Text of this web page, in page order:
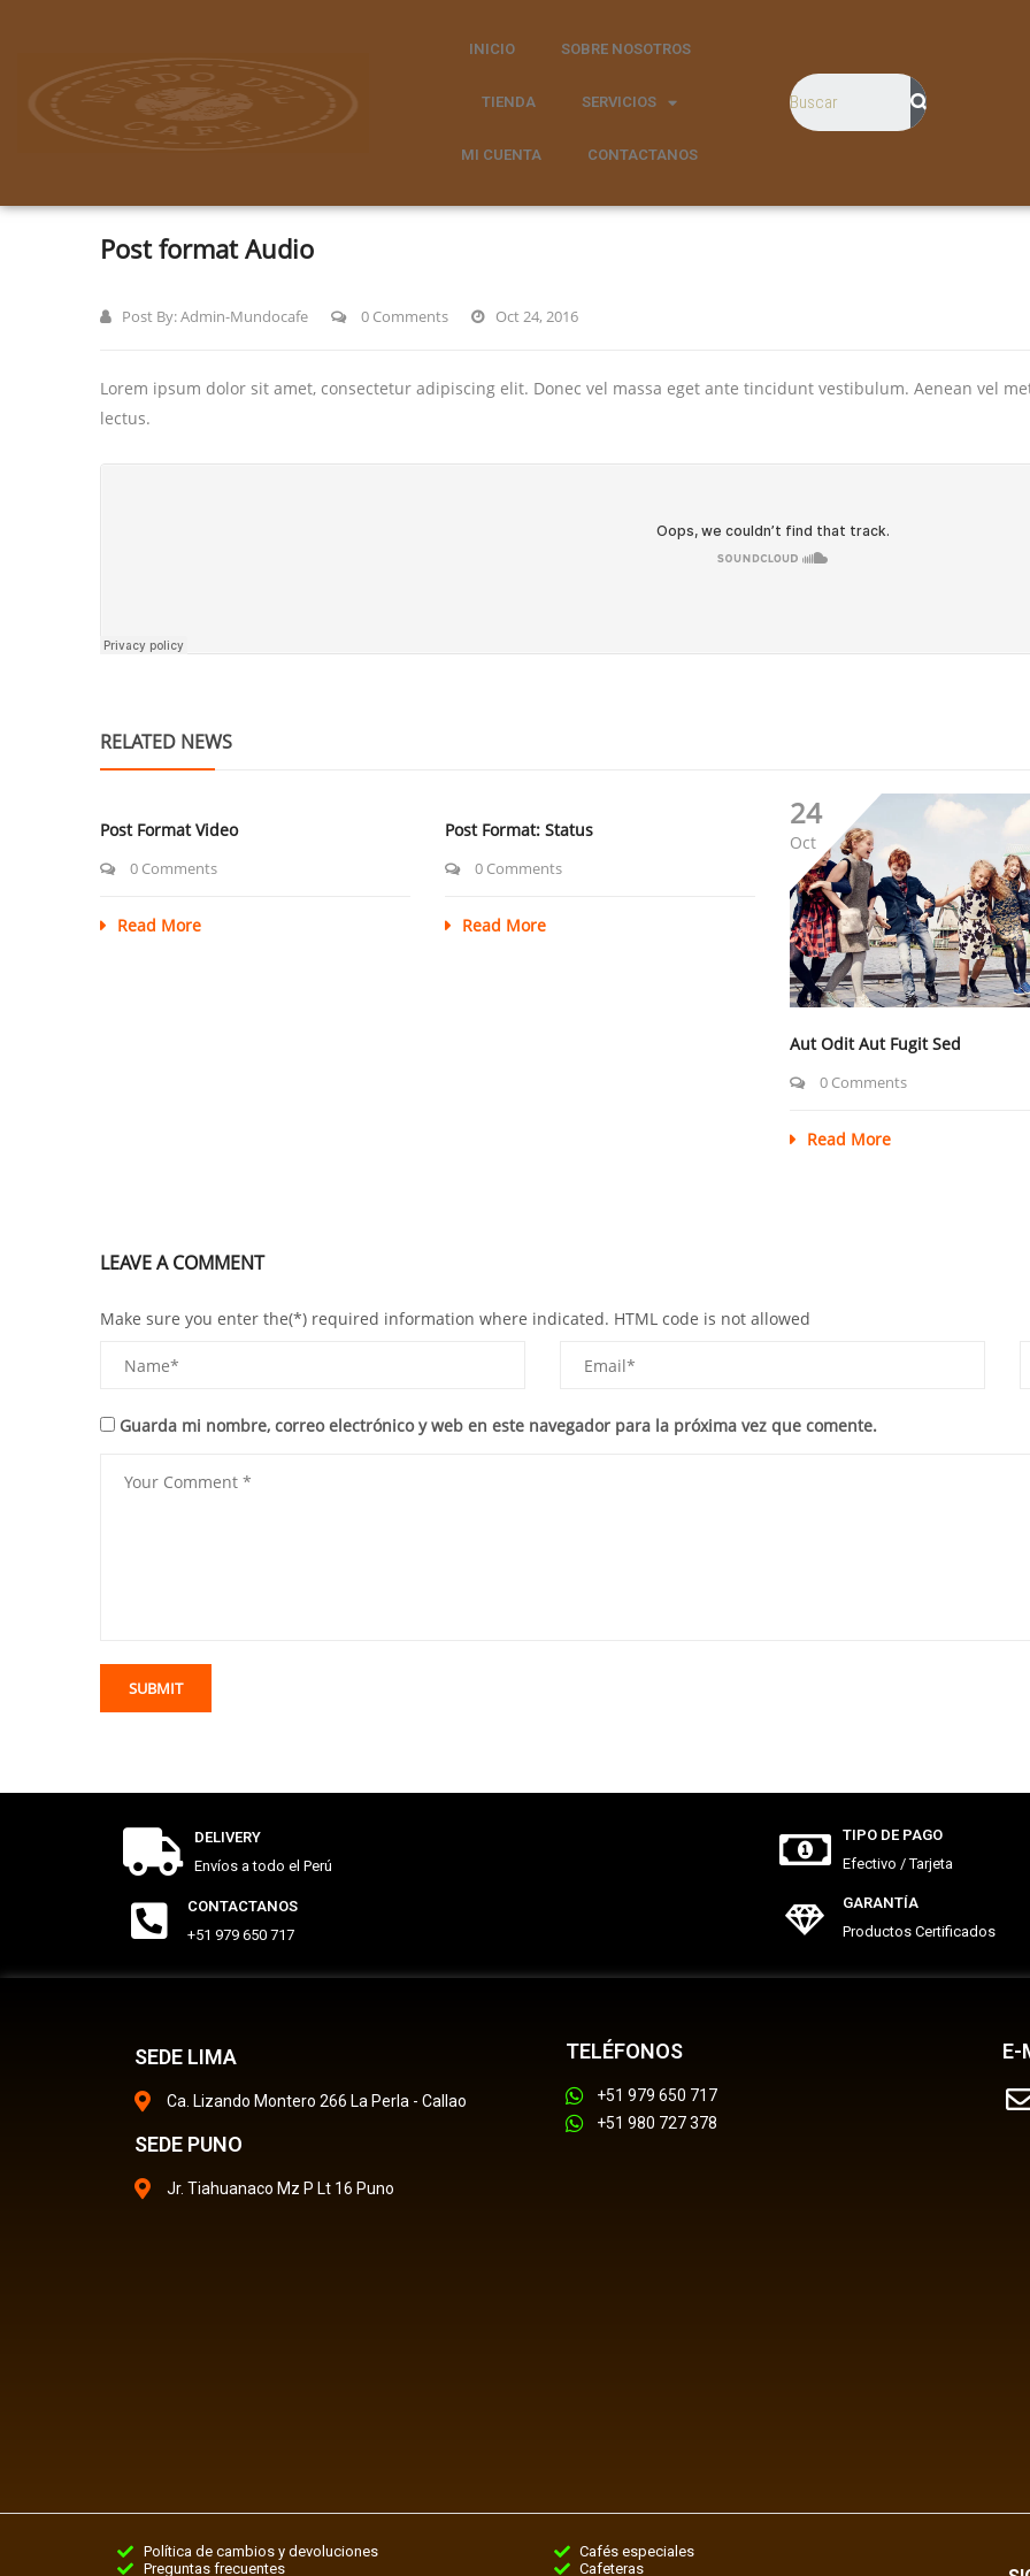
INICIO SOBRE NOSOTROS
TIENDA SERVICIOS
MI CUENTA CONTACTANOS
Post format Audio
Post By:Admin-Mundocafe 0 Comments Oct 24, 2016
Lorem ipsum dolor sit amet, consectetur adipiscing elit. Donec vel massa eget ante tincidunt vestibulum. Aenean vel
lectus.
RELATED NEWS
Post Format Video
0 Comments
Read More
Post Format: Status
0 Comments
Read More
24
Oct
Aut Odit Aut Fugit Sed
0 Comments
Read More
LEAVE A COMMENT
Make sure you enter the(*) required information where indicated. HTML code is not allowed
Guarda mi nombre, correo electrónico y web en este navegador para la próxima vez que comente.
DELIVERY
Envíos a todo el Perú
CONTACTANOS
+51 979 650 717
TIPO DE PAGO
Efectivo / Tarjeta
GARANTÍA
Productos Certificados
SEDE LIMA
Ca. Lizando Montero 266 La Perla - Callao
SEDE PUNO
Jr. Tiahuanaco Mz P Lt 16 Puno
TELÉFONOS
+51 979 650 717
+51 980 727 378
E-
Política de cambios y devoluciones
Preguntas frecuentes
Cafés especiales
Cafeteras